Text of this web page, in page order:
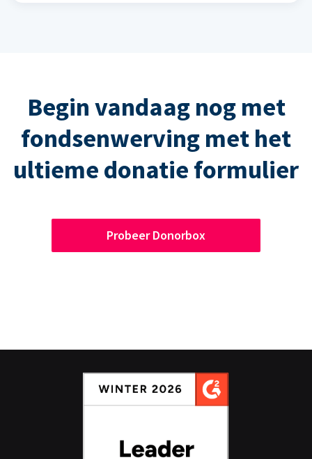
Begin vandaag nog met
fondsenwerving met het
ultieme donatie formulier
Probeer Donorbox